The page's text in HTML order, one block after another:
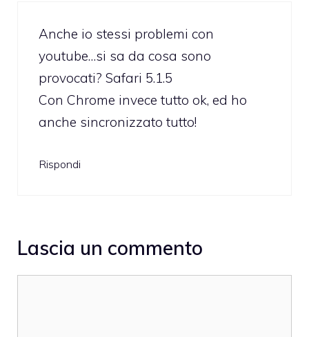
Anche io stessi problemi con
youtube…si sa da cosa sono
provocati? Safari 5.1.5
Con Chrome invece tutto ok, ed ho
anche sincronizzato tutto!
Rispondi
Lascia un commento